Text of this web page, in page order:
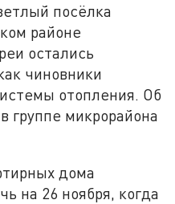
посёлка
районе
остались
чиновники
отопления. Об
группе микрорайона
дома
на 26 ноября, когда